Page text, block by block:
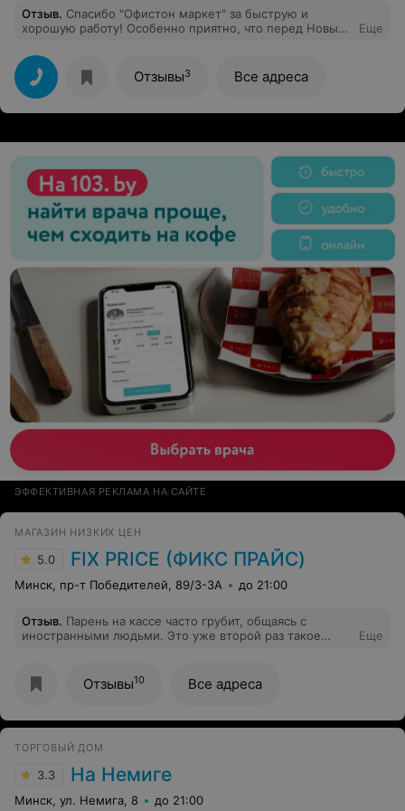
Отзыв. Спасибо "Офистон маркет" за быструю и
хорошую работу! Особенно приятно, что перед Новым
того же дня. Очень вежливый персонал по работе с
клиентами и курьер.
Еще
Отзывы3 Все адреса
ЭФФЕКТИВНАЯ РЕКЛАМА НА САЙТЕ
МАГАЗИН НИЗКИХ ЦЕН
5.0 FIX PRICE (ФИКС ПРАЙС)
Минск, пр-т Победителей, 89/3-3А до 21:00
Отзыв. Парень на кассе часто грубит, общаясь с
иностранными людьми. Это уже второй раз такое
Еще
Отзывы10 Все адреса
ТОРГОВЫЙ ДОМ
3.3 На Немиге
Минск, ул. Немига, 8 до 21:00